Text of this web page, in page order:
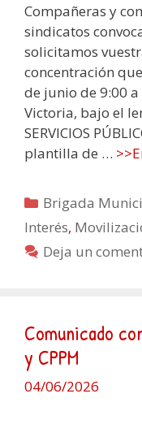
Compañeras y
sindicatos
solicitamos
concentración
de junio de 9:00
Victoria, bajo el
SERVICIOS
plantilla de …
Categorías
Brigada
Interés,
Deja un
Comunicado
y CPPM
04/06/2026